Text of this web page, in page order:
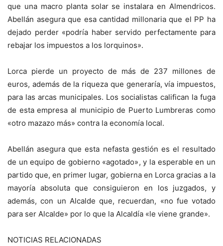
que una macro planta solar se instalara en Almendricos.
Abellán asegura que esa cantidad millonaria que el PP ha
dejado perder «podría haber servido perfectamente para
rebajar los impuestos a los lorquinos».
Lorca pierde un proyecto de más de 237 millones de
euros, además de la riqueza que generaría, vía impuestos,
para las arcas municipales. Los socialistas califican la fuga
de esta empresa al municipio de Puerto Lumbreras como
«otro mazazo más» contra la economía local.
Abellán asegura que esta nefasta gestión es el resultado
de un equipo de gobierno «agotado», y la esperable en un
partido que, en primer lugar, gobierna en Lorca gracias a la
mayoría absoluta que consiguieron en los juzgados, y
además, con un Alcalde que, recuerdan, «no fue votado
para ser Alcalde» por lo que la Alcaldía «le viene grande».
NOTICIAS RELACIONADAS